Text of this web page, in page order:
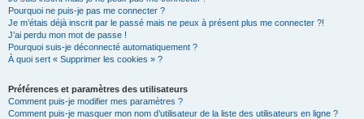
Pourquoi ne puis-je pas me connecter ?
Je m’étais déjà inscrit par le passé mais ne peux à présent plus me connecter ?!
J’ai perdu mon mot de passe !
Pourquoi suis-je déconnecté automatiquement ?
À quoi sert « Supprimer les cookies » ?
Préférences et paramètres des utilisateurs
Comment puis-je modifier mes paramètres ?
Comment puis-je masquer mon nom d’utilisateur de la liste des utilisateurs en ligne ?